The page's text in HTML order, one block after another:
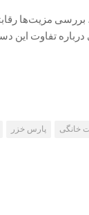
بررسی مزیت‌ها
درباره تفاوت این
خانگی پارس خزر